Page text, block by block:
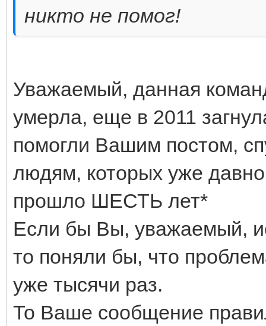
никто не помог!
Уважаемый, данная
умерла, еще в 2011
помогли Вашим постом,
людям, которых уже
прошло ШЕСТЬ лет*
Если бы Вы, уважаемый,
то поняли бы, что
уже тысячи раз.
То Ваше сообщение